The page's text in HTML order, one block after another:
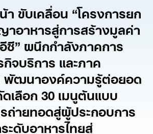
ขับเคลื่อน “โครงการยก
อาหารสู่การสร้างมูลค่า
ซี” ผนึกกำลังภาคการ
จบริการ และภาค
พัฒนาองค์ความรู้ต่อยอด
เลือก30เมนูต้นแบบ
ถ่ายทอดสู่ผู้ประกอบการ
ะดับอาหารไทยสู่